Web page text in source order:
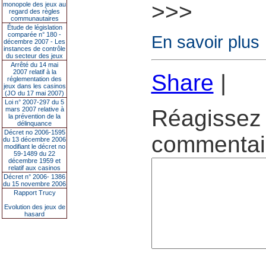
monopole des jeux au
regard des règles
communautaires
Étude de législation
comparée n° 180 -
décembre 2007 - Les
instances de contrôle
du secteur des jeux
Arrêté du 14 mai
2007 relatif à la
réglementation des
jeux dans les casinos
(JO du 17 mai 2007)
Loi n° 2007-297 du 5
mars 2007 relative à
la prévention de la
délinquance
Décret no 2006-1595
du 13 décembre 2006
modifiant le décret no
59-1489 du 22
décembre 1959 et
relatif aux casinos
Décret n° 2006- 1386
du 15 novembre 2006
Rapport Trucy
Evolution des jeux de
hasard
>>>
En savoir plus
Share |